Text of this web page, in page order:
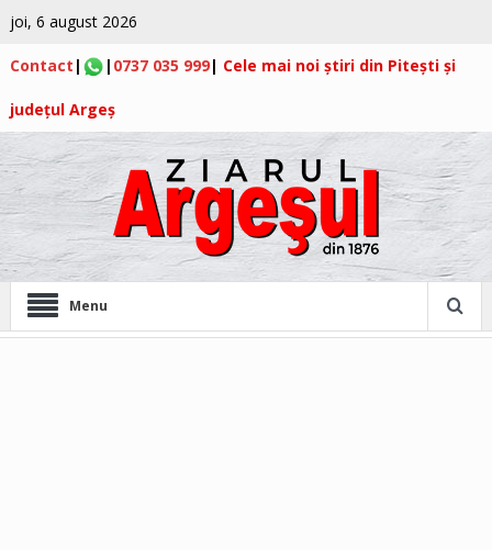
joi, 6 august 2026
Contact | | 0737 035 999| Cele mai noi știri din Pitești și
județul Argeș
Menu